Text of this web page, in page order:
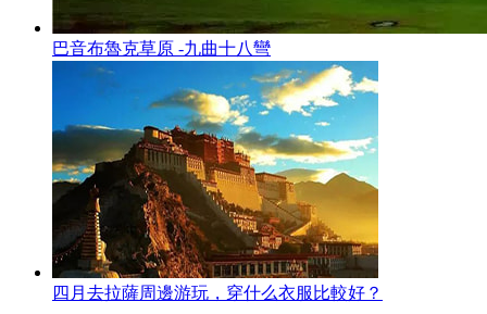
巴音布魯克草原 -九曲十八彎
四月去拉薩周邊游玩，穿什么衣服比較好？